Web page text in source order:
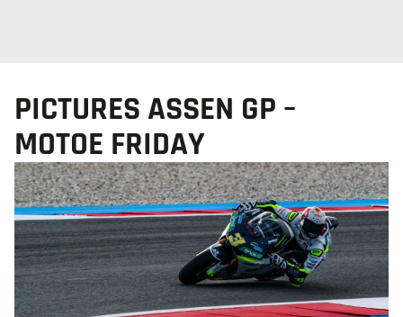
PICTURES ASSEN GP –
MOTOE FRIDAY